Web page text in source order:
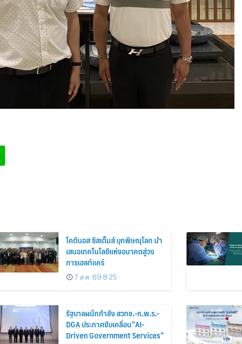
โคตินอส ซิสเต็มส์ บุกพิษณุโลก นำ
เสนอเทคโนโลยีแห่งอนาคตสู่วง
การเฮลท์แคร์
7 ส.ค. 69 8:25
รัฐบาลผนึกกำลัง สวทช.-ก.พ.ร.-
DGA ประกาศขับเคลื่อน“AI-
Driven Government Services”